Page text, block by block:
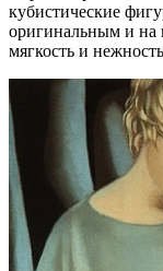
кубистические
оригинальным и на
мягкость и